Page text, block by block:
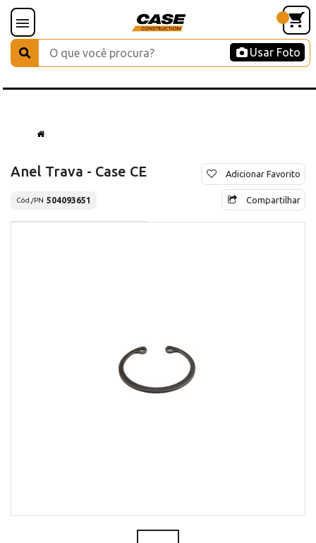
Usar Foto
Anel Trava - Case CE
Cód./PN 504093651
Adicionar Favorito
Compartilhar